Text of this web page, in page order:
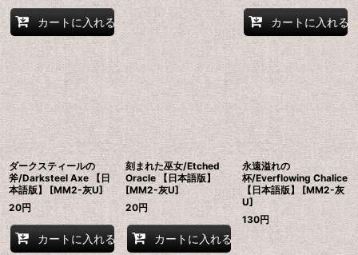
カートに入れる カートに入れる
ダークスティールの
斧/Darksteel Axe 【日
本語版】 [MM2-灰U]
20円
カートに入れる
刻まれた巫女/Etched
Oracle 【日本語版】
[MM2-灰U]
20円
カートに入れる
永遠溢れの
杯/Everflowing Chalice
【日本語版】 [MM2-灰
U]
130円